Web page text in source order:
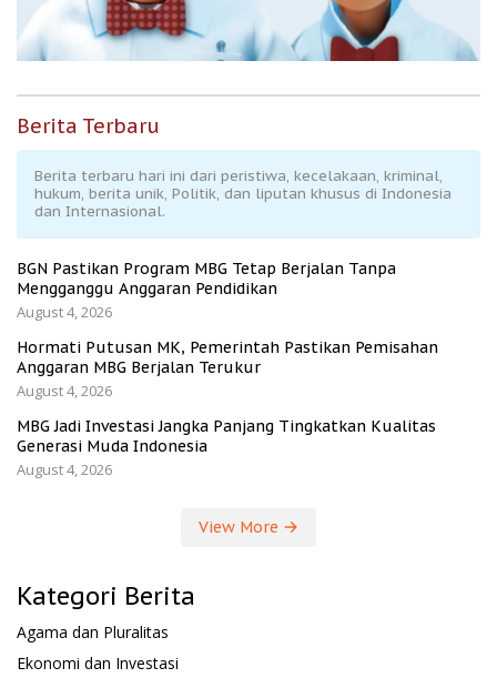
Berita Terbaru
Berita terbaru hari ini dari peristiwa, kecelakaan, kriminal,
hukum, berita unik, Politik, dan liputan khusus di Indonesia
dan Internasional.
BGN Pastikan Program MBG Tetap Berjalan Tanpa
Mengganggu Anggaran Pendidikan
August 4, 2026
Hormati Putusan MK, Pemerintah Pastikan Pemisahan
Anggaran MBG Berjalan Terukur
August 4, 2026
MBG Jadi Investasi Jangka Panjang Tingkatkan Kualitas
Generasi Muda Indonesia
August 4, 2026
View More
Kategori Berita
Agama dan Pluralitas
Ekonomi dan Investasi